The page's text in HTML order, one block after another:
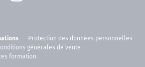
Protection des données personnelles
générales de vente
formation